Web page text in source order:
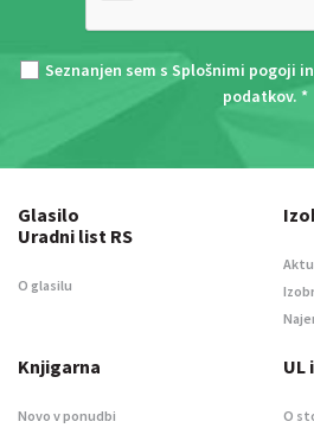
Seznanjen sem s Splošnimi pogoji
podatkov. *
Glasilo
Uradni list RS
O glasilu
Knjigarna
Novo v ponudbi
UL
O